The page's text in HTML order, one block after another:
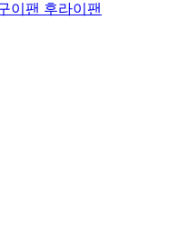
이팬 후라이팬